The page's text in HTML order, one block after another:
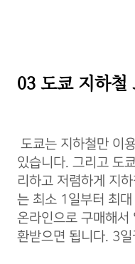
03 도쿄 지하철
도쿄는 지하철만 이
있습니다. 그리고 도
리하고 저렴하게 지
는 최소 1일부터 최
온라인으로 구매해서
환받으면 됩니다. 3